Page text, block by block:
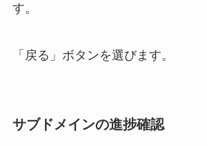
す。
「戻る」ボタンを選びます。
サブドメインの進捗確認